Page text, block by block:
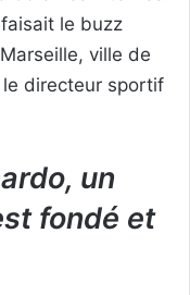
le buzz
ville de
directeur sportif
un
fondé et